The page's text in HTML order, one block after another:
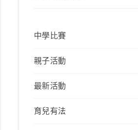
中學比賽
親子活動
最新活動
育兒有法